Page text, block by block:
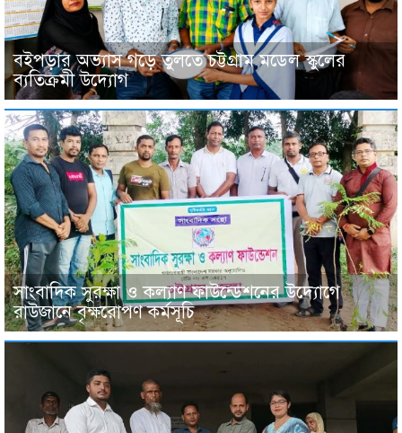
বইপড়ার অভ্যাস গড়ে তুলতে চট্টগ্রাম মডেল স্কুলের
ব্যতিক্রমী উদ্যোগ
সাংবাদিক সুরক্ষা ও কল্যাণ ফাউন্ডেশনের উদ্যোগে
রাউজানে বৃক্ষরোপণ কর্মসূচি